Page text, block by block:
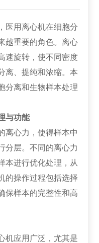
用离心机在细胞分
越重要的角色。离心
速旋转，使不同密度
离、提纯和浓缩。本
分离和生物样本处理
与功能
心力，使得样本中
分层。不同的离心力
本进行优化处理，从
的操作过程包括选择
保样本的完整性和高
应用广泛，尤其是